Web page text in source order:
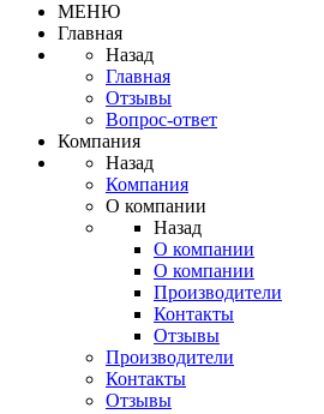
МЕНЮ
Главная
Назад
Главная
Отзывы
Вопрос-ответ
Компания
Назад
Компания
О компании
Назад
О компании
О компании
Производители
Контакты
Отзывы
Производители
Контакты
Отзывы